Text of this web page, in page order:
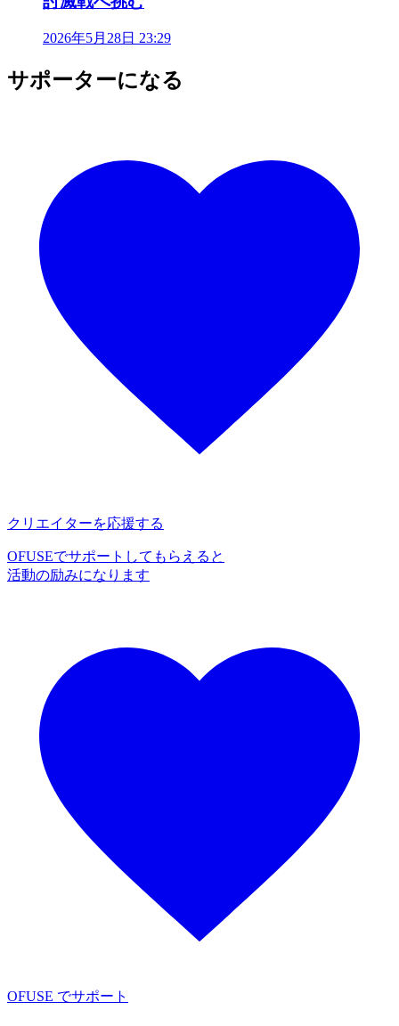
2026年5月28日 23:29
サポーターになる
クリエイターを応援する
OFUSEでサポートしてもらえると
活動の励みになります
OFUSE でサポート